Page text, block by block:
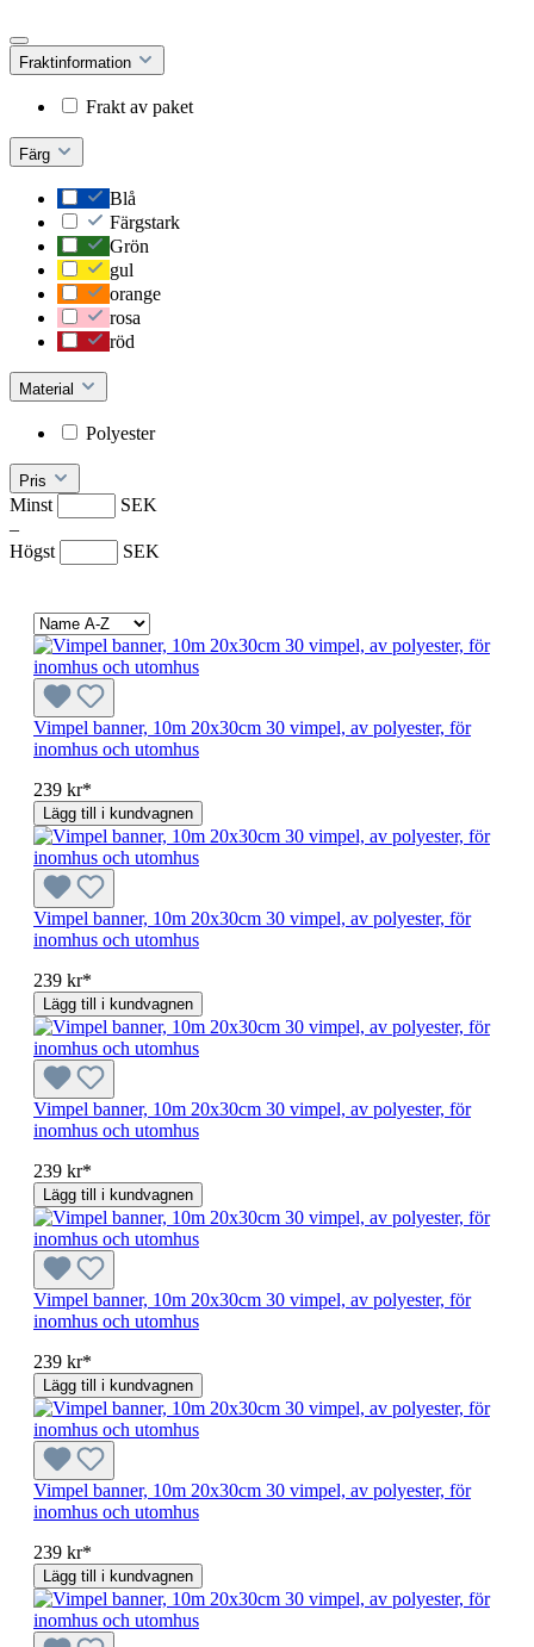
Fraktinformation
Frakt av paket
Färg
Blå
Färgstark
Grön
gul
orange
rosa
röd
Material
Polyester
Pris
Minst
SEK
–
Högst
SEK
Vimpel banner, 10m 20x30cm 30 vimpel, av polyester, för
inomhus och utomhus
239 kr*
Lägg till i kundvagnen
Vimpel banner, 10m 20x30cm 30 vimpel, av polyester, för
inomhus och utomhus
239 kr*
Lägg till i kundvagnen
Vimpel banner, 10m 20x30cm 30 vimpel, av polyester, för
inomhus och utomhus
239 kr*
Lägg till i kundvagnen
Vimpel banner, 10m 20x30cm 30 vimpel, av polyester, för
inomhus och utomhus
239 kr*
Lägg till i kundvagnen
Vimpel banner, 10m 20x30cm 30 vimpel, av polyester, för
inomhus och utomhus
239 kr*
Lägg till i kundvagnen